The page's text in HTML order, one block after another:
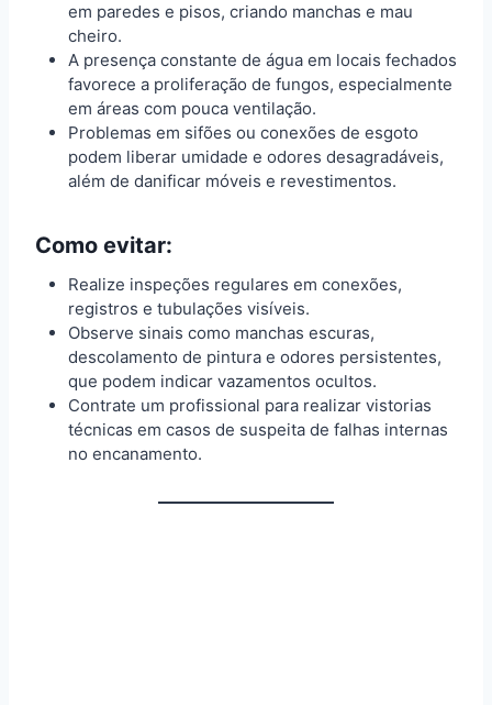
em paredes e pisos, criando manchas e mau
cheiro.
A presença constante de água em locais fechados
favorece a proliferação de fungos, especialmente
em áreas com pouca ventilação.
Problemas em sifões ou conexões de esgoto
podem liberar umidade e odores desagradáveis,
além de danificar móveis e revestimentos.
Como evitar:
Realize inspeções regulares em conexões,
registros e tubulações visíveis.
Observe sinais como manchas escuras,
descolamento de pintura e odores persistentes,
que podem indicar vazamentos ocultos.
Contrate um profissional para realizar vistorias
técnicas em casos de suspeita de falhas internas
no encanamento.